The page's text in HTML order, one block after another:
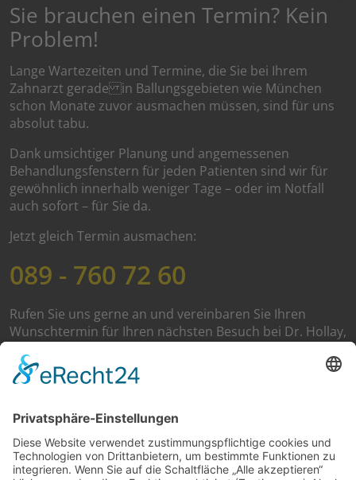
Sie brauchen einen Termin? Kein
Problem!
Lange Wartezeiten und Termine, die Sie bei Ihrem
Zahnarzt gerade in Ballungsgebieten wie München
schon Monate zuvor ausmachen müssen, sind für uns
absolut tabu.
Dank umsichtiger Planung und angemessenen
Behandlungsfenstern für jeden Patienten sind wir für
gewöhnlich innerhalb weniger Tage – oder im Notfall
auch sofort – für Sie da.
Jetzt gleich Termin ausmachen:
089 - 760 72 60
Rufen Sie uns gerne an und vereinbaren Sie Ihren
Wunschtermin für Ihren nächsten Besuch bei Dr. Hollay,
freuen uns auf Sie!
und Team